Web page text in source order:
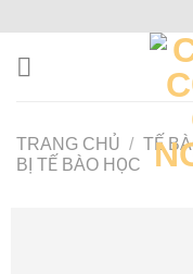
TRANG CHỦ / TẾ
BỊ TẾ BÀO HỌC